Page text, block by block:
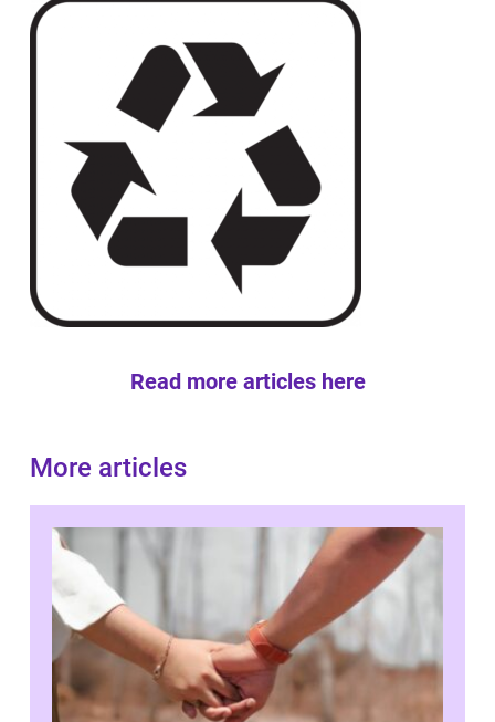
Read more articles here
More articles